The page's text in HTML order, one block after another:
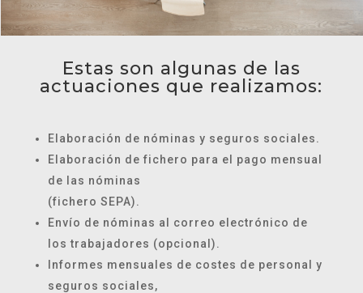
Estas son algunas de las
actuaciones que realizamos:
Elaboración de nóminas y seguros sociales.
Elaboración de fichero para el pago mensual
de las nóminas
(fichero SEPA).
Envío de nóminas al correo electrónico de
los trabajadores (opcional).
Informes mensuales de costes de personal y
seguros sociales,